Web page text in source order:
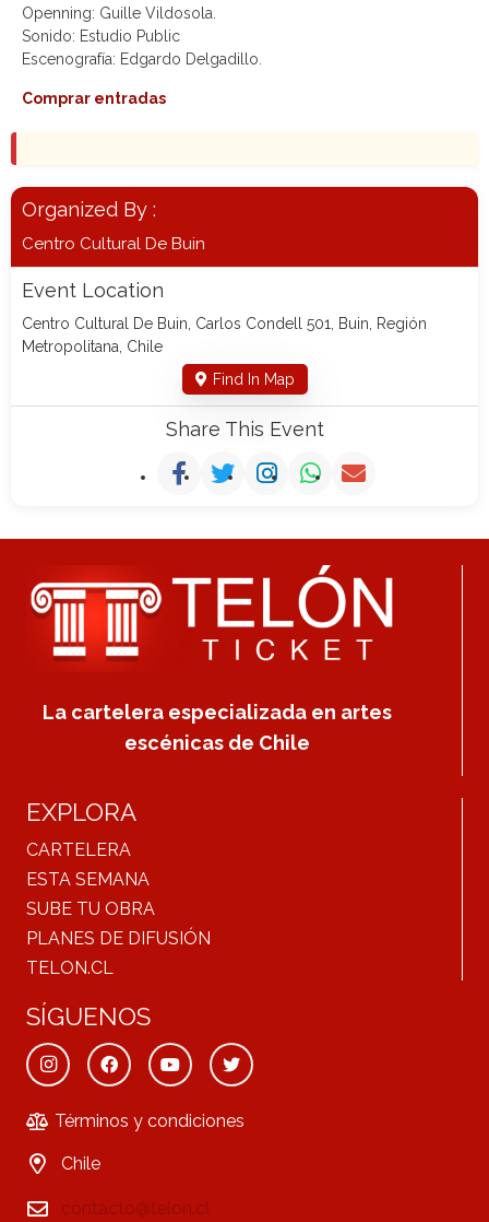
Openning: Guille Vildosola.
Sonido: Estudio Public
Escenografía: Edgardo Delgadillo.
Comprar entradas
Organized By :
Centro Cultural De Buin
Event Location
Centro Cultural De Buin, Carlos Condell 501, Buin, Región
Metropolitana, Chile
Find In Map
Share This Event
La cartelera especializada en artes
escénicas de Chile
EXPLORA
CARTELERA
ESTA SEMANA
SUBE TU OBRA
PLANES DE DIFUSIÓN
TELON.CL
SÍGUENOS
Términos y condiciones
Chile
contacto@telon.cl